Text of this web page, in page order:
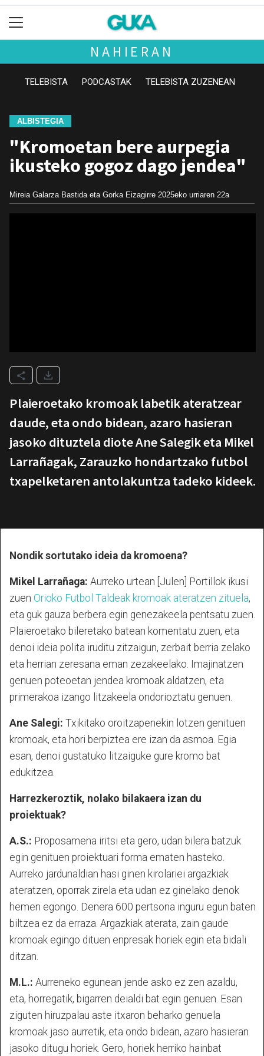
NAHIERAN
TELEBISTA PODCASTAK TELEBISTA ZUZENEAN
ALBISTEGIA
"Kromoetan bere aurpegia
ikusteko gogoz dago jendea"
Mireia Galarza Bastida eta Gorka Eizagirre 2025eko urriaren 22a
Plaieroetako kromoak labetik ateratzear
daude, eta ondo bidean, azaro hasieran
jasoko dituztela diote Ane Salegik eta Mikel
Larrañagak, Zarauzko hondartzako futbol
txapelketaren antolakuntza tadeko kideek.
Nondik sortutako ideia da kromoena?
Mikel Larrañaga: Aurreko urtean [Julen] Portillok ikusi
zuen Orioko Futbol Taldeak kromoak ateratzen zituela,
eta guk gauza berbera egin genezakeela pentsatu zuen.
Plaieroetako bileretako batean komentatu zuen, eta
denoi ideia polita iruditu zitzaigun, zerbait berria zelako
eta herrian zeresana eman zezakeelako. Imajinatzen
genuen poteoetan jendea kromoak aldatzen, eta
primerakoa izango litzakeela ondorioztatu genuen.
Ane Salegi: Txikitako oroitzapenekin lotzen genituen
kromoak, eta hori berpiztea ere izan da asmoa. Egia
esan, denoi gustatuko litzaiguke gure kromo bat
edukitzea.
Harrezkeroztik, nolako bilakaera izan du
proiektuak?
A.S.: Proposamena iritsi eta gero, udan bilera batzuk
egin genituen proiektuari forma ematen hasteko.
Aurreko jardunaldian hasi ginen kirolariei argazkiak
ateratzen, oporrak zirela eta udan ez ginelako denok
hemen egongo. Denera 600 pertsona inguru egun baten
biltzea ez da erraza. Argazkiak aterata, zain gaude
kromoak egingo dituen enpresak horiek egin eta bidali
ditzan.
M.L.: Aurreneko egunean jende asko ez zen azaldu,
eta, horregatik, bigarren deialdi bat egin genuen. Esan
ziguten hiruzpalau aste itxaron beharko genuela
kromoak jaso aurretik, eta ondo bidean, azaro hasieran
jasoko ditugu horiek. Gero, horiek herriko hainbat